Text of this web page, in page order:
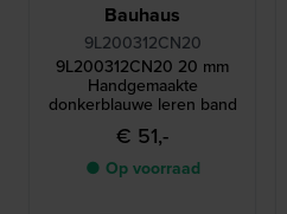
Bauhaus
9L200312CN20
9L200312CN20 20 mm
Handgemaakte
donkerblauwe leren band
€ 51,-
● Op voorraad